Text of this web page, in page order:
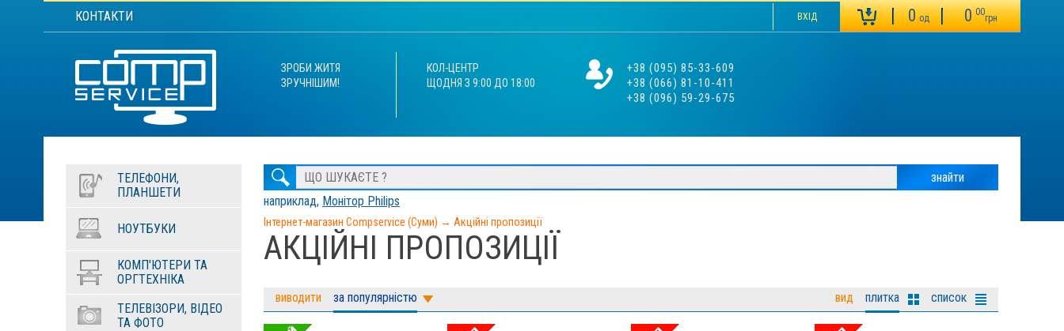
КОНТАКТИ ВХІД 0од 000
грн
ЗРОБИ ЖИТЯ
ЗРУЧНІШИМ!
КОЛ-ЦЕНТР
ЩОДНЯ З 9:00 ДО 18:00
+38 (095) 85-33-609
+38 (066) 81-10-411
+38 (096) 59-29-675
наприклад, Монітор Philips
ТЕЛЕФОНИ,
ПЛАНШЕТИ
НОУТБУКИ
КОМП'ЮТЕРИ ТА
ОРГТЕХНІКА
ТЕЛЕВІЗОРИ, ВІДЕО
ТА ФОТО
Інтернет-магазин Compservice (Суми) → Акційні пропозиції
АКЦІЙНІ ПРОПОЗИЦІЇ
виводити за популярністю вид плитка список